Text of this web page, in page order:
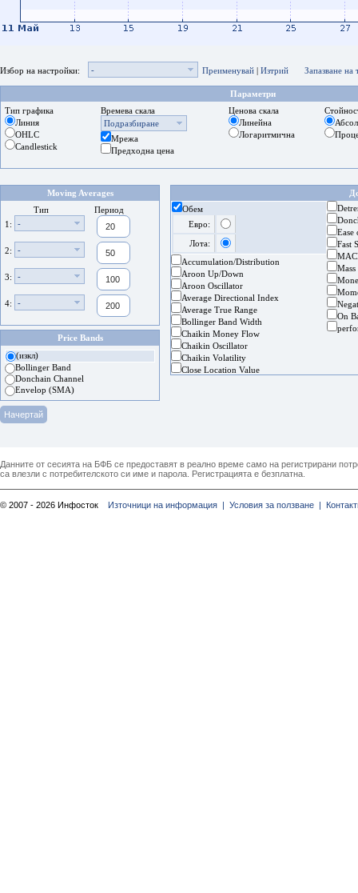
Избор на настройки: - Преименувай | Изтрий Запазване на
Параметри
Тип графика
Линия
OHLC
Candlestick
Времева скала
Подразбиране
Мрежа
Предходна цена
Ценова скала
Линейна
Логаритмична
Moving Averages
Тип
Период
1:
-
2: -
3: -
4: -
Price Bands
(изкл)
Bollinger Band
Donchain Channel
Envelop (SMA)
Обем
Евро:
Лота:
Accumulation/Distribution
Aroon Up/Down
Aroon Oscillator
Average Directional Index
Average True Range
Bollinger Band Width
Chaikin Money Flow
Chaikin Oscillator
Chaikin Volatility
Close Location Value
Ease
Fast
On
Данните от сесията на БФБ се предоставят в реално време само на регистрирани
са влезли с потребителското си име и парола. Регистрацията е безплатна.
© 2007 - 2026 Инфосток Източници на информация | Условия за ползване |